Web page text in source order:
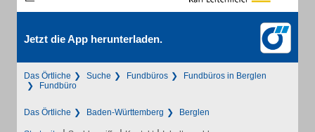
Jetzt die App herunterladen.
Das Örtliche Suche Fundbüros
Fundbüros in Berglen
Fundbüro
Das Örtliche Baden-Württemberg Berglen